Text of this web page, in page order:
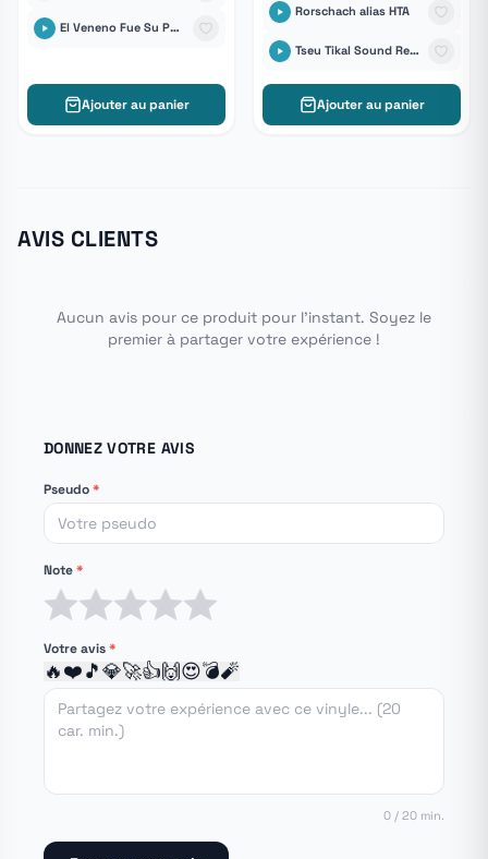
El Veneno Fue Su Palabra
Ajouter au panier
Rorschach alias HTA
Tseu Tikal Sound Records
Ajouter au panier
AVIS CLIENTS
Aucun avis pour ce produit pour l'instant. Soyez le
premier à partager votre expérience !
DONNEZ VOTRE AVIS
Pseudo*
Note*
Votre avis*
🔥❤️🎵💎🚀👍🙌😍💣🧨
0 / 20 min.